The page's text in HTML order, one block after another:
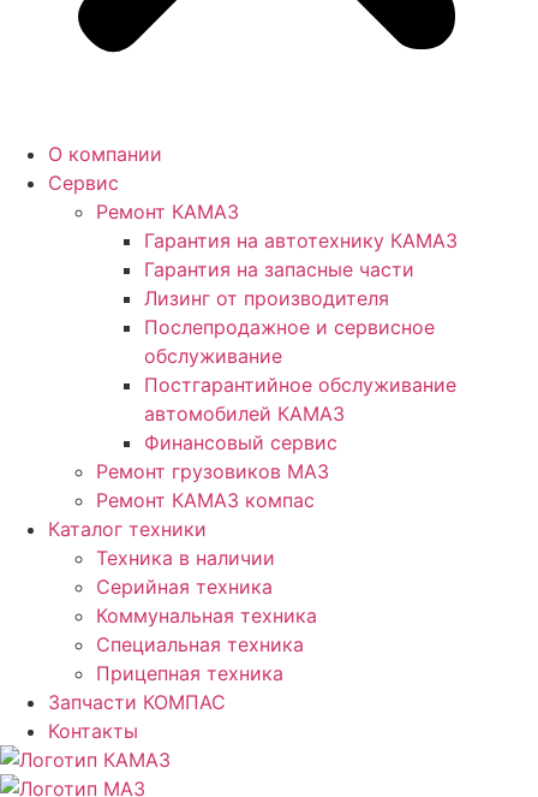
О компании
Сервис
Ремонт КАМАЗ
Гарантия на автотехнику КАМАЗ
Гарантия на запасные части
Лизинг от производителя
Послепродажное и сервисное
обслуживание
Постгарантийное обслуживание
автомобилей КАМАЗ
Финансовый сервис
Ремонт грузовиков МАЗ
Ремонт КАМАЗ компас
Каталог техники
Техника в наличии
Серийная техника
Коммунальная техника
Специальная техника
Прицепная техника
Запчасти КОМПАС
Контакты